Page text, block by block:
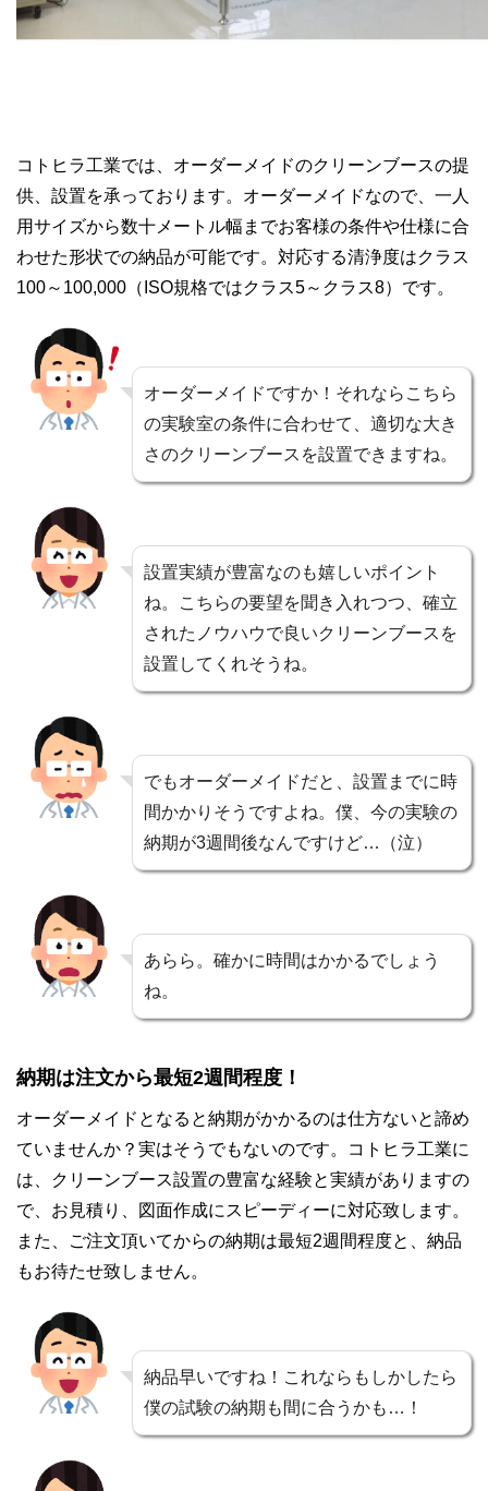
コトヒラ工業では、オーダーメイドのクリーンブースの提
供、設置を承っております。オーダーメイドなので、一人
用サイズから数十メートル幅までお客様の条件や仕様に合
わせた形状での納品が可能です。対応する清浄度はクラス
100～100,000（ISO規格ではクラス5～クラス8）です。
オーダーメイドですか！それならこちら
の実験室の条件に合わせて、適切な大き
さのクリーンブースを設置できますね。
設置実績が豊富なのも嬉しいポイント
ね。こちらの要望を聞き入れつつ、確立
されたノウハウで良いクリーンブースを
設置してくれそうね。
でもオーダーメイドだと、設置までに時
間かかりそうですよね。僕、今の実験の
納期が3週間後なんですけど…（泣）
あらら。確かに時間はかかるでしょう
ね。
納期は注文から最短2週間程度！
オーダーメイドとなると納期がかかるのは仕方ないと諦め
ていませんか？実はそうでもないのです。コトヒラ工業に
は、クリーンブース設置の豊富な経験と実績がありますの
で、お見積り、図面作成にスピーディーに対応致します。
また、ご注文頂いてからの納期は最短2週間程度と、納品
もお待たせ致しません。
納品早いですね！これならもしかしたら
僕の試験の納期も間に合うかも…！